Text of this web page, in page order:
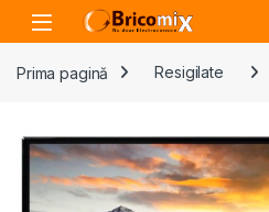
Skip to navigation
Skip to content
Open
Prima pagină Resigilate